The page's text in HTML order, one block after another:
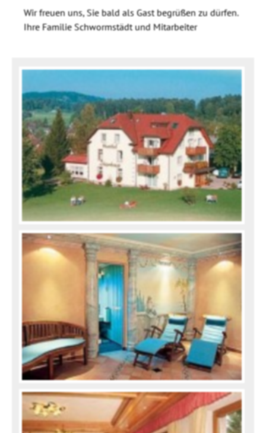
Wir freuen uns, Sie bald als Gast begrüßen zu dürfen.
Ihre Familie Schwormstädt und Mitarbeiter